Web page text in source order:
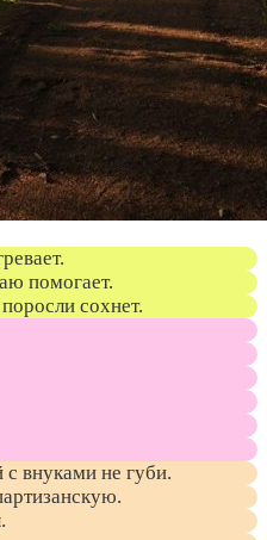
помогает.
сохнет.
с внуками не губи.